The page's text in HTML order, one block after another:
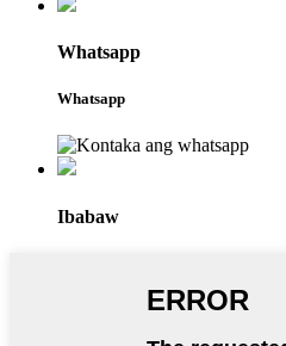
Whatsapp
Whatsapp
Ibabaw